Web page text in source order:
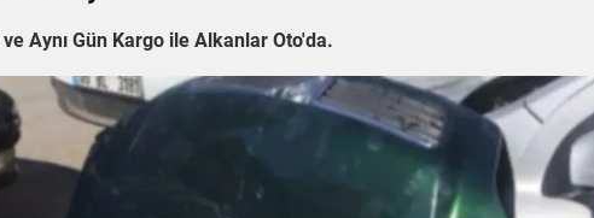
Aynı Gün Kargo ile Alkanlar Oto'da.